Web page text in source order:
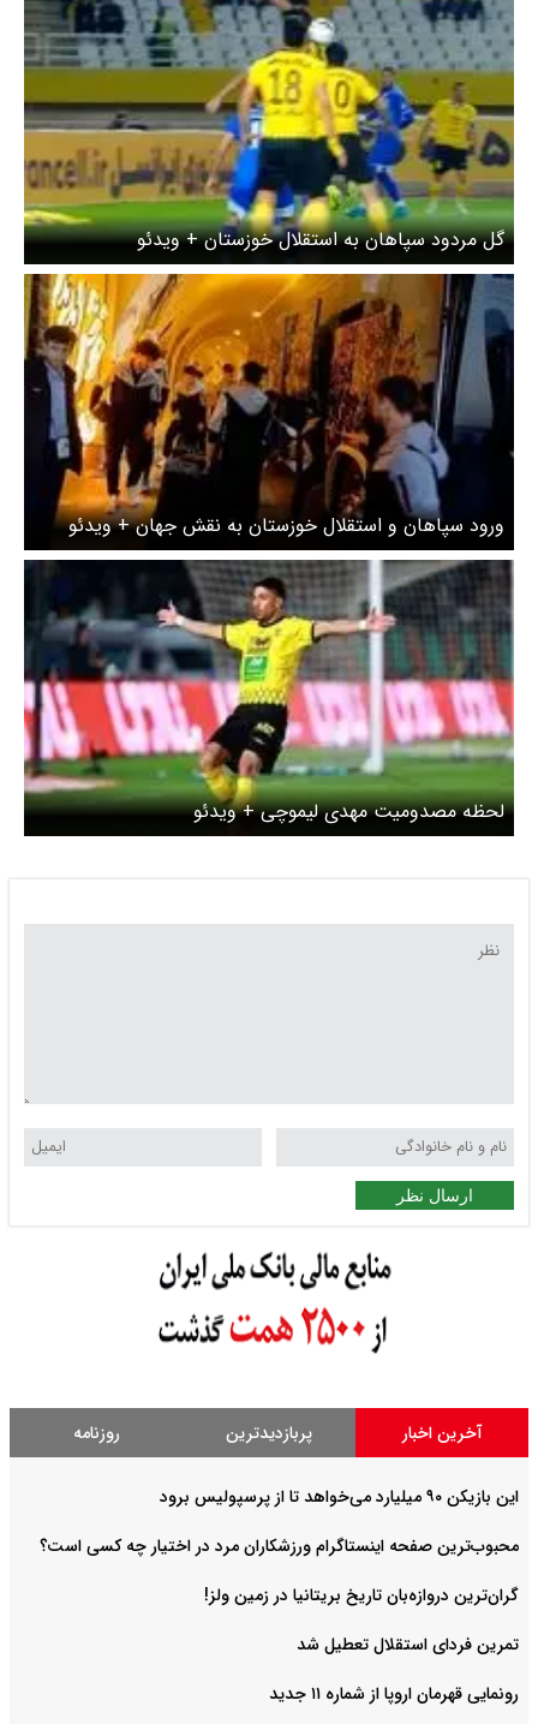
گل مردود سپاهان به استقلال خوزستان + ویدئو
ورود سپاهان و استقلال خوزستان به نقش جهان + ویدئو
لحظه مصدومیت مهدی لیموچی + ویدئو
ارسال نظر
آخرین اخبار پربازدیدترین روزنامه
این بازیکن ۹۰ میلیارد می‌خواهد تا از پرسپولیس برود
محبوب‌ترین صفحه اینستاگرام ورزشکاران مرد در اختیار چه کسی است؟
گران‌ترین دروازه‌بان تاریخ بریتانیا در زمین ولز!
تمرین فردای استقلال تعطیل شد
رونمایی قهرمان اروپا از شماره ۱۱ جدید